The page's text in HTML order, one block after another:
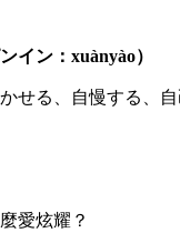
イン：xuànyào）
せる、自慢する、
愛炫耀？